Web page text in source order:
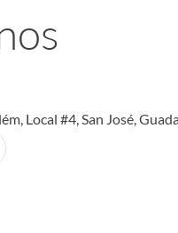
Local #4, San José,